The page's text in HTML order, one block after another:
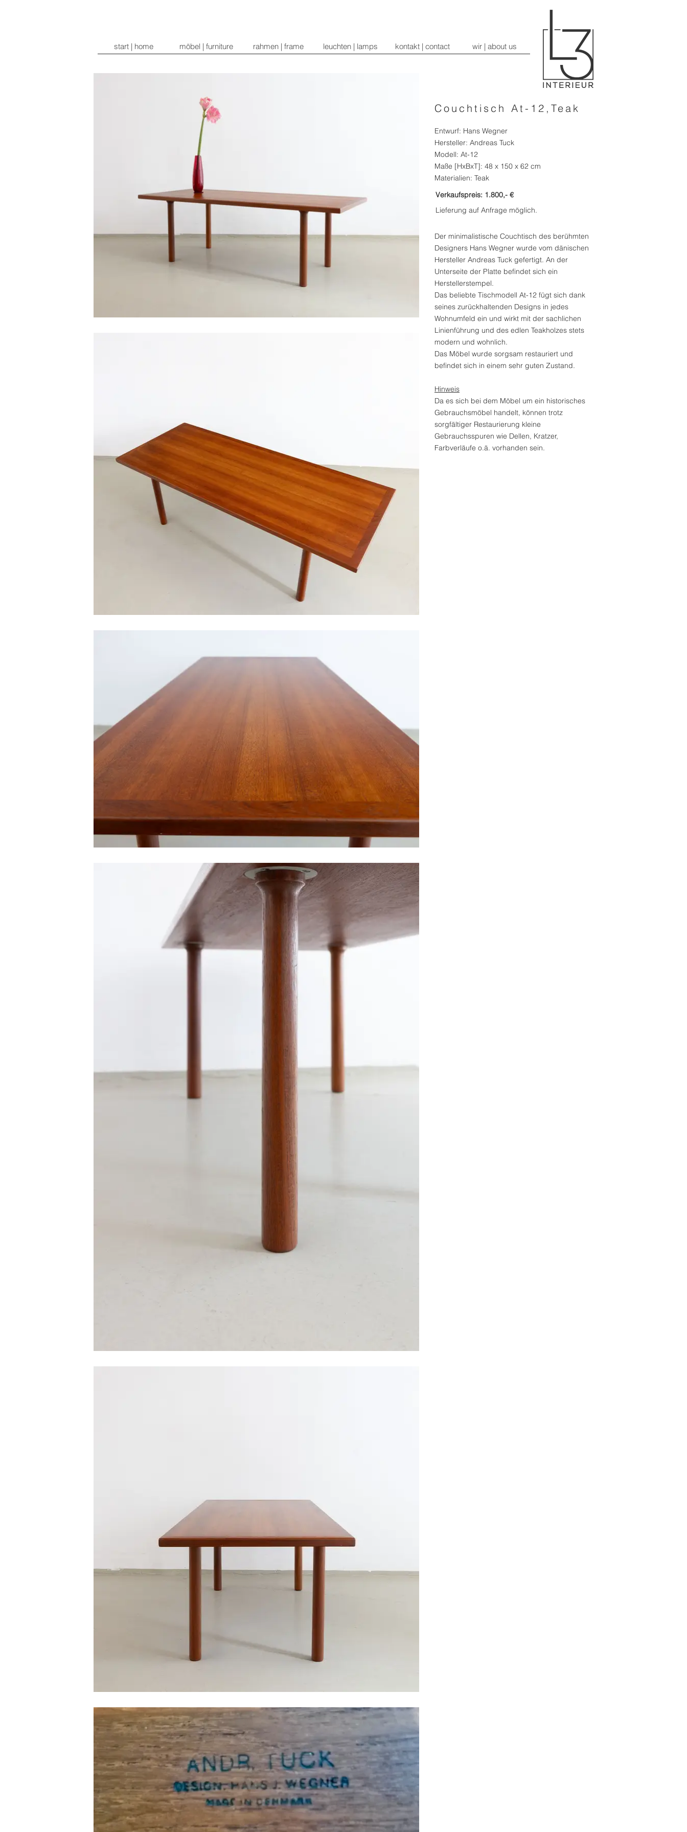
start | home möbel | furniture rahmen | frame leuchten | lamps kontakt | contact wir | about us
Couchtisch At-12,Teak
Entwurf: Hans Wegner
Hersteller: Andreas Tuck
Modell: At-12
Maße [HxBxT]: 48 x 150 x 62 cm
Materialien: Teak
Verkaufspreis: 1.800,- €
Lieferung auf Anfrage möglich.
Der minimalistische Couchtisch des berühmten
Designers Hans Wegner wurde vom dänischen
Hersteller Andreas Tuck gefertigt. An der
Unterseite der Platte befindet sich ein
Herstellerstempel.
Das beliebte Tischmodell At-12 fügt sich dank
seines zurückhaltenden Designs in jedes
Wohnumfeld ein und wirkt mit der sachlichen
Linienführung und des edlen Teakholzes stets
modern und wohnlich.
Das Möbel wurde sorgsam restauriert und
befindet sich in einem sehr guten Zustand.
Hinweis
Da es sich bei dem Möbel um ein historisches
Gebrauchsmöbel handelt, können trotz
sorgfältiger Restaurierung kleine
Gebrauchsspuren wie Dellen, Kratzer,
Farbverläufe o.ä. vorhanden sein.